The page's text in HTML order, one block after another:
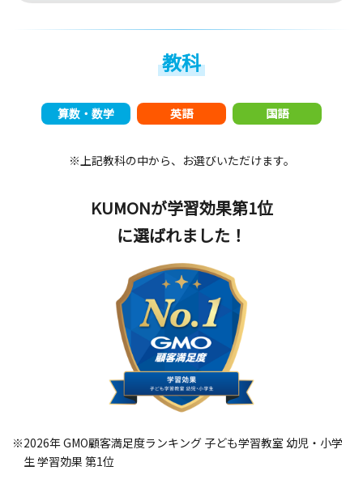
教科
算数・数学 英語 国語
※上記教科の中から、お選びいただけます。
KUMONが学習効果第1位
に選ばれました！
※2026年 GMO顧客満足度ランキング 子ども学習教室 幼児・小学
生 学習効果 第1位